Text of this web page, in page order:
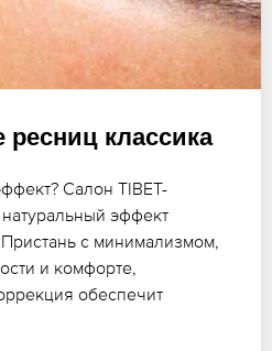
классика
Салон TIBET-
эффект
с минимализмом,
и комфорте,
обеспечит